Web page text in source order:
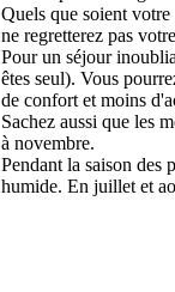
Quels que soient
ne regretterez pas
Pour un séjour
êtes seul). Vous
de confort et moins
Sachez aussi que les
à novembre.
Pendant la saison des
humide. En juillet et